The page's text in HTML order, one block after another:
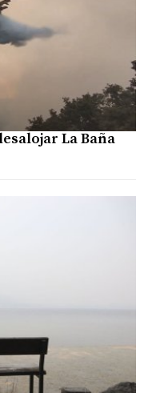
La Baña